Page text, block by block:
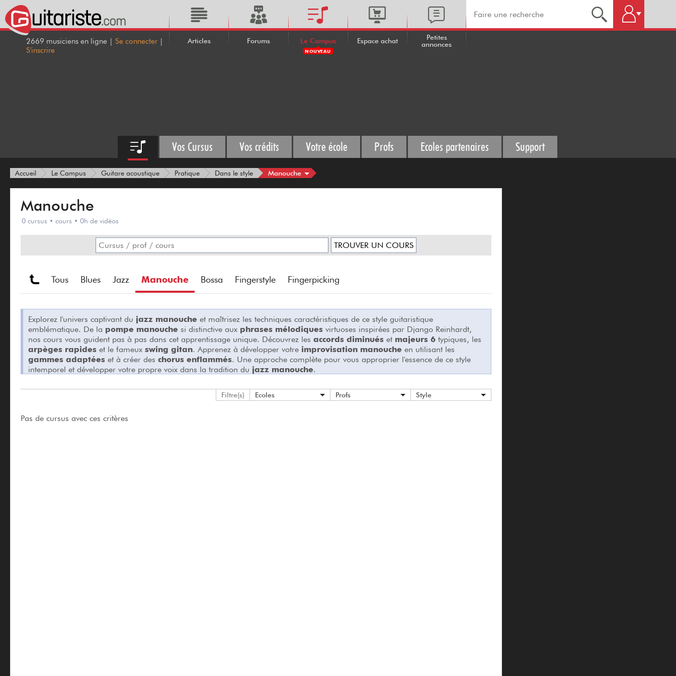
2669 musiciens en ligne | Se connecter |
S'inscrire
Articles Forums Le Campus
NOUVEAU
Espace achat
Petites
annonces
Vos Cursus Vos crédits Votre école Profs Ecoles partenaires Support
Accueil Le Campus Guitare acoustique Pratique Dans le style Manouche
Manouche
0 cursus • cours • 0h de vidéos
Tous Blues Jazz Manouche Bossa Fingerstyle Fingerpicking
Explorez l'univers captivant du jazz manoucheet maîtrisez les techniques caractéristiques de ce style guitaristique
emblématique. De la pompe manouchesi distinctive aux phrases mélodiquesvirtuoses inspirées par Django Reinhardt,
nos cours vous guident pas à pas dans cet apprentissage unique. Découvrez les accords diminuéset majeurs 6typiques, les
arpèges rapideset le fameux swing gitan. Apprenez à développer votre improvisation manoucheen utilisant les
gammes adaptéeset à créer des chorus enflammés. Une approche complète pour vous approprier l'essence de ce style
intemporel et développer votre propre voix dans la tradition du jazz manouche.
Filtre(s) Ecoles Profs Style
Pas de cursus avec ces critères